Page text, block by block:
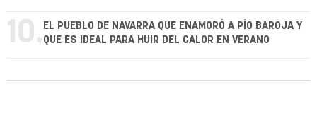
10. EL PUEBLO DE NAVARRA QUE ENAMORÓ A PÍO BAROJA Y
QUE ES IDEAL PARA HUIR DEL CALOR EN VERANO